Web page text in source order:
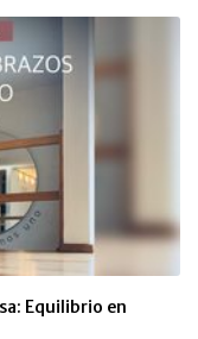
Equilibrio en